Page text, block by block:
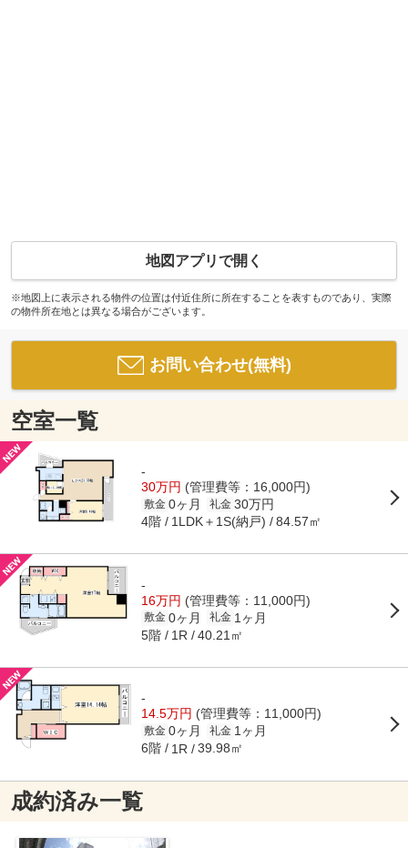
地図アプリで開く
※地図上に表示される物件の位置は付近住所に所在することを表すものであり、実際
の物件所在地とは異なる場合がございます。
お問い合わせ(無料)
空室一覧
-
30万円 (管理費等：16,000円)
敷金 0ヶ月 礼金 30万円
4階 1LDK＋1S(納戸) 84.57㎡
-
16万円 (管理費等：11,000円)
敷金 0ヶ月 礼金 1ヶ月
5階 1R 40.21㎡
-
14.5万円 (管理費等：11,000円)
敷金 0ヶ月 礼金 1ヶ月
6階 1R 39.98㎡
成約済み一覧